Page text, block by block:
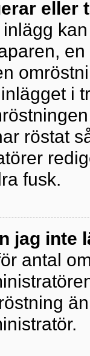
eller
i
röstat
fusk.
jag inte
antal